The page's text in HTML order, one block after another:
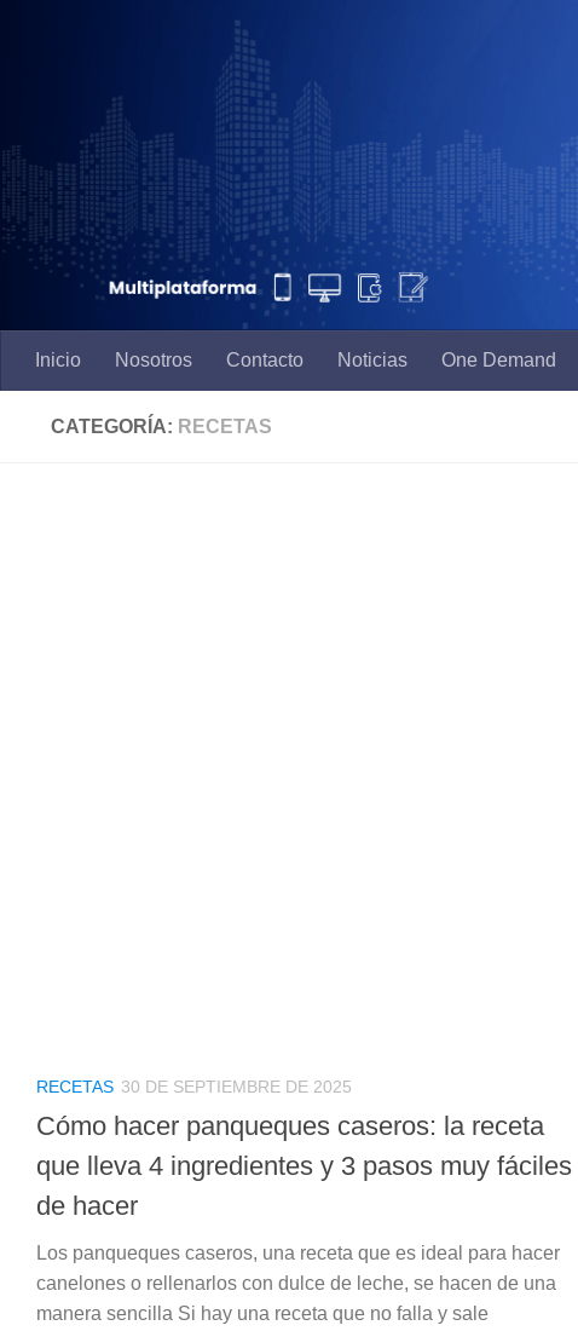
Inicio Nosotros Contacto Noticias One Demand
CATEGORÍA: RECETAS
RECETAS 30 DE SEPTIEMBRE DE 2025
Cómo hacer panqueques caseros: la receta
que lleva 4 ingredientes y 3 pasos muy fáciles
de hacer
Los panqueques caseros, una receta que es ideal para hacer
canelones o rellenarlos con dulce de leche, se hacen de una
manera sencilla Si hay una receta que no falla y sale